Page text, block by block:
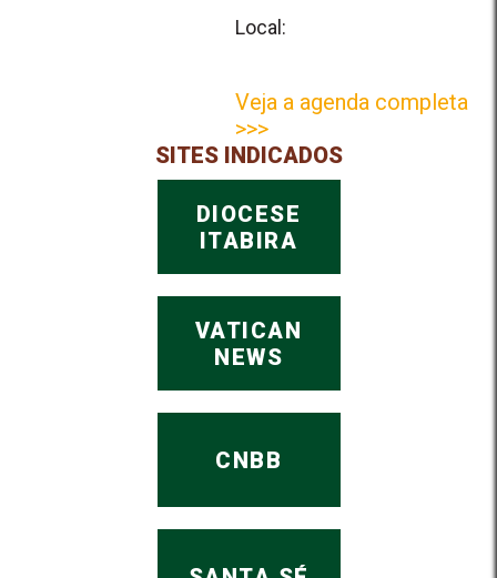
Local:
Veja a agenda completa
>>>
SITES INDICADOS
DIOCESE
ITABIRA
VATICAN
NEWS
CNBB